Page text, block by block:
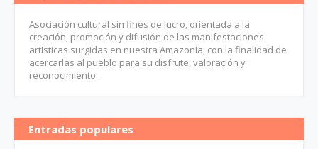
Asociación cultural sin fines de lucro, orientada a la
creación, promoción y difusión de las manifestaciones
artísticas surgidas en nuestra Amazonía, con la finalidad de
acercarlas al pueblo para su disfrute, valoración y
reconocimiento.
Entradas populares